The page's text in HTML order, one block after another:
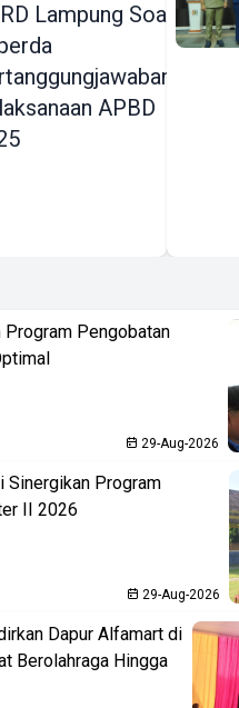
Lampung Soal
APBD
Program Pengobatan
29-Aug-2026
Sinergikan Program
II 2026
29-Aug-2026
Dapur Alfamart di
Berolahraga Hingga